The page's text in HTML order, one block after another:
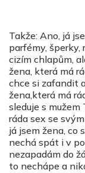
Takže: Ano, já
parfémy, šperky,
cizím chlapům,
žena, která má
chce si zafandit
žena,která má
sleduje s mužem
ráda sex se
já jsem žena, co
nechá spát i v
nezapadám do
to nechápe a